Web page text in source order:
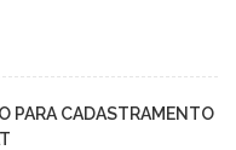
PARA CADASTRAMENTO